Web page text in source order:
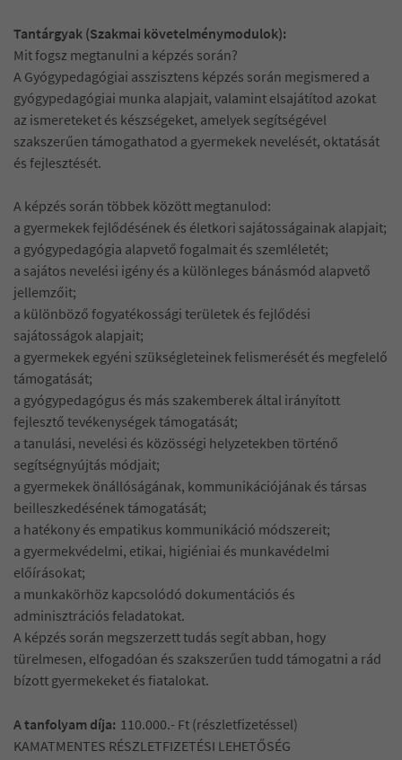
Tantárgyak (Szakmai követelménymodulok):
Mit fogsz megtanulni a képzés során?
A Gyógypedagógiai asszisztens képzés során megismered a
gyógypedagógiai munka alapjait, valamint elsajátítod azokat
az ismereteket és készségeket, amelyek segítségével
szakszerűen támogathatod a gyermekek nevelését, oktatását
és fejlesztését.
A képzés során többek között megtanulod:
a gyermekek fejlődésének és életkori sajátosságainak alapjait;
a gyógypedagógia alapvető fogalmait és szemléletét;
a sajátos nevelési igény és a különleges bánásmód alapvető
jellemzőit;
a különböző fogyatékossági területek és fejlődési
sajátosságok alapjait;
a gyermekek egyéni szükségleteinek felismerését és megfelelő
támogatását;
a gyógypedagógus és más szakemberek által irányított
fejlesztő tevékenységek támogatását;
a tanulási, nevelési és közösségi helyzetekben történő
segítségnyújtás módjait;
a gyermekek önállóságának, kommunikációjának és társas
beilleszkedésének támogatását;
a hatékony és empatikus kommunikáció módszereit;
a gyermekvédelmi, etikai, higiéniai és munkavédelmi
előírásokat;
a munkakörhöz kapcsolódó dokumentációs és
adminisztrációs feladatokat.
A képzés során megszerzett tudás segít abban, hogy
türelmesen, elfogadóan és szakszerűen tudd támogatni a rád
bízott gyermekeket és fiatalokat.
A tanfolyam díja: 110.000.- Ft (részletfizetéssel)
KAMATMENTES RÉSZLETFIZETÉSI LEHETŐSÉG